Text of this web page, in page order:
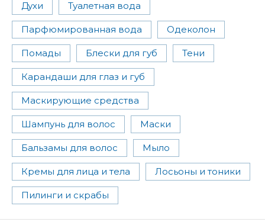
Духи Туалетная вода
Парфюмированная вода Одеколон
Помады Блески для губ Тени
Карандаши для глаз и губ
Маскирующие средства
Шампунь для волос Маски
Бальзамы для волос Мыло
Кремы для лица и тела Лосьоны и тоники
Пилинги и скрабы